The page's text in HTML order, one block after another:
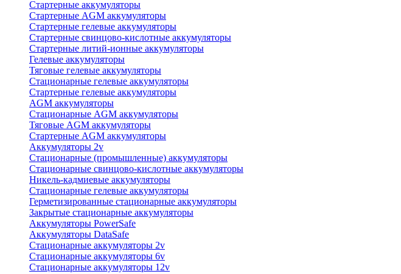
Стартерные аккумуляторы
Стартерные AGM аккумуляторы
Стартерные гелевые аккумуляторы
Стартерные свинцово-кислотные аккумуляторы
Стартерные литий-ионные аккумуляторы
Гелевые аккумуляторы
Тяговые гелевые аккумуляторы
Стационарные гелевые аккумуляторы
Стартерные гелевые аккумуляторы
AGM аккумуляторы
Стационарные AGM аккумуляторы
Тяговые AGM аккумуляторы
Стартерные AGM аккумуляторы
Аккумуляторы 2v
Стационарные (промышленные) аккумуляторы
Стационарные свинцово-кислотные аккумуляторы
Никель-кадмиевые аккумуляторы
Стационарные гелевые аккумуляторы
Герметизированные стационарные аккумуляторы
Закрытые стационарные аккумуляторы
Аккумуляторы PowerSafe
Аккумуляторы DataSafe
Стационарные аккумуляторы 2v
Стационарные аккумуляторы 6v
Стационарные аккумуляторы 12v